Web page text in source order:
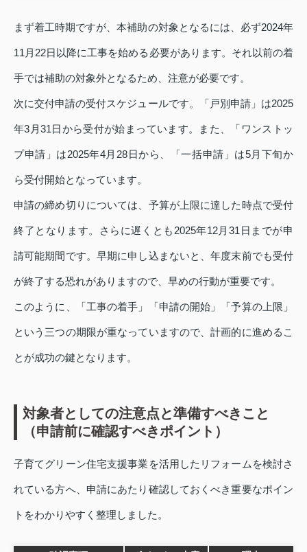
まず着工時期ですが、本補助の対象となるには、必ず2024年
11月22日以降に工事を始める必要があります。それ以前の着
手では補助の対象外となるため、注意が必要です。
次に交付申請の受付スケジュールです。「戸別申請」は2025
年3月31日から受付が始まっています。また、「ワンストッ
プ申請」は2025年4月28日から、「一括申請」は5月下旬か
ら受付開始となっています。
申請の締め切りについては、予算が上限に達した時点で受付
終了となります。さらに遅くとも2025年12月31日までが申
請可能期間です。早期に申し込まないと、年度末前でも受付
が終了する恐れがありますので、早めの行動が重要です。
このように、「工事の着手」「申請の開始」「予算の上限」
という三つの期限が重なっていますので、計画的に進めるこ
とが成功の鍵となります。
対象者としての注意点と準備すべきこと
（申請前に確認すべきポイント）
子育てグリーン住宅支援事業を活用したリフォームを検討さ
れている方へ、申請にあたり確認しておくべき重要なポイン
トをわかりやすく整理しました。